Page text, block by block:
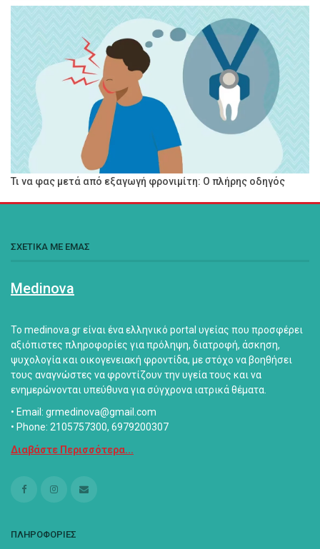
Τι να φας μετά από εξαγωγή φρονιμίτη: Ο πλήρης οδηγός
ΣΧΕΤΙΚΑ ΜΕ ΕΜΑΣ
Medinova
Το medinova.gr είναι ένα ελληνικό portal υγείας που προσφέρει
αξιόπιστες πληροφορίες για πρόληψη, διατροφή, άσκηση,
ψυχολογία και οικογενειακή φροντίδα, με στόχο να βοηθήσει
τους αναγνώστες να φροντίζουν την υγεία τους και να
ενημερώνονται υπεύθυνα για σύγχρονα ιατρικά θέματα.
• Email: grmedinova@gmail.com
• Phone: 2105757300, 6979200307
Διαβάστε Περισσότερα...
ΠΛΗΡΟΦΟΡΙΕΣ